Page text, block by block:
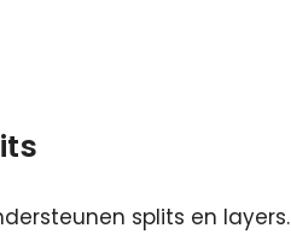
splits en layers.